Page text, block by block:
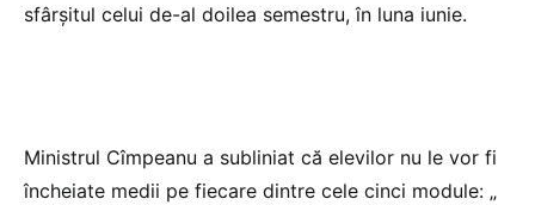
sfârșitul celui de-al doilea semestru, în luna iunie.
Ministrul Cîmpeanu a subliniat că elevilor nu le vor fi
încheiate medii pe fiecare dintre cele cinci module: „